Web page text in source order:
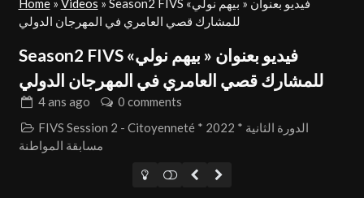
للمشارك قصي العامري في المهرجان الدولي
Season2 FIVS فيديو بعنوان « بيهم نولي»
للمشارك قصي العامري في المهرجان الدولي
4 ans ago
0 comments
FIVS Session 2 - Citoyenneté * 2022 * الدورة الثانية
مسابقة المواطنة